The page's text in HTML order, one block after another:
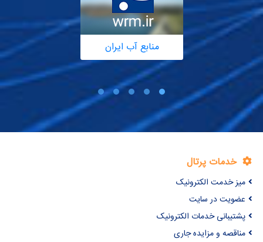
منابع آب ایران
خدمات پرتال
میز خدمت الکترونیک
عضویت در سایت
پشتیبانی خدمات الکترونیک
مناقصه و مزایده جاری